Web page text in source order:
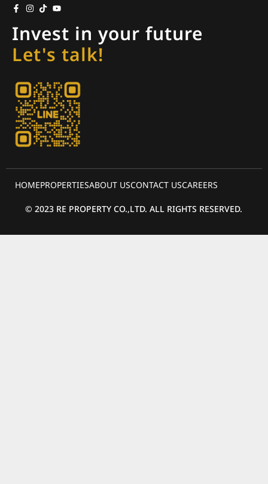
Invest in your future
Let's talk!
HOMEPROPERTIESABOUT USCONTACT USCAREERS
© 2023 RE PROPERTY CO.,LTD. ALL RIGHTS RESERVED.